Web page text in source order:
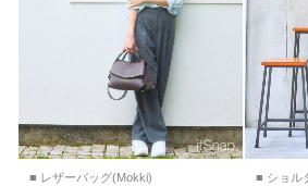
■ レザーバッグ(Mokki)
■ ショル